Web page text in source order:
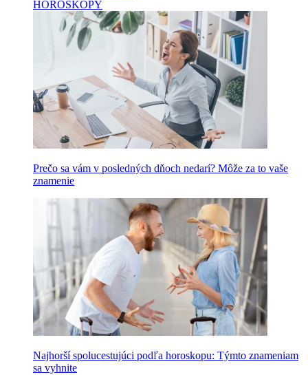
HOROSKOPY
Prečo sa vám v posledných dňoch nedarí? Môže za to vaše
znamenie
Najhorší spolucestujúci podľa horoskopu: Týmto znameniam
sa vyhnite